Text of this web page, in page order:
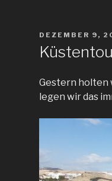
DEZEMBER 9,
Gestern holten
legen wir das